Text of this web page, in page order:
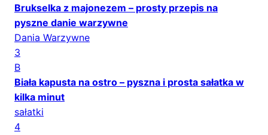
Brukselka z majonezem – prosty przepis na
pyszne danie warzywne
Dania Warzywne
3
B
Biała kapusta na ostro – pyszna i prosta sałatka w
kilka minut
sałatki
4